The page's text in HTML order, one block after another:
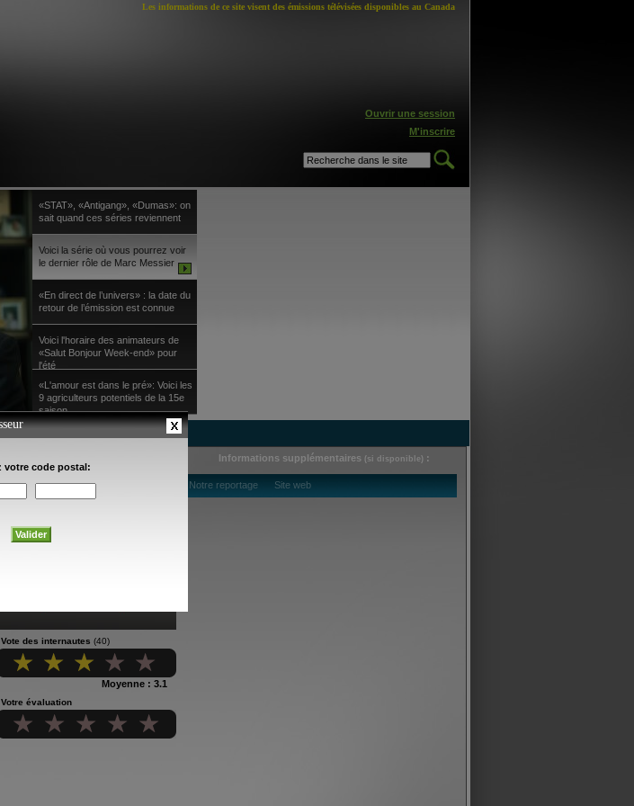
Les informations de ce site visent des émissions télévisées disponibles au Canada
Ouvrir une session
M'inscrire
«STAT», «Antigang», «Dumas»: on
sait quand ces séries reviennent
Voici la série où vous pourrez voir
le dernier rôle de Marc Messier
«En direct de l’univers» : la date du
retour de l’émission est connue
Voici l'horaire des animateurs de
«Salut Bonjour Week-end» pour
l'été
«L'amour est dans le pré»: Voici les
9 agriculteurs potentiels de la 15e
saison
Informations supplémentaires (si disponible) :
Notre reportage Site web
Vote des internautes (40)
Moyenne : 3.1
Votre évaluation